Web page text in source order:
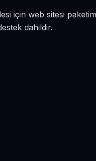
için web sitesi
dahildir.